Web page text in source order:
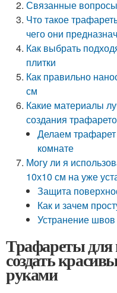
Связанные
Что такое
чего они
Как выбрать
плитки
Как правильно
см
Какие материалы
создания
Делаем
комнате
Могу ли я
10х10 см на уже
Защита
Как и зачем
Устранение швов
Трафареты для
создать
руками